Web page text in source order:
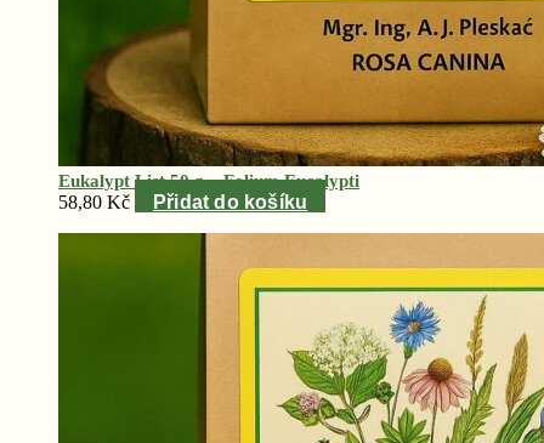
Eukalypt List 50 g – Folium Eucalypti
58,80 Kč Přidat do košíku